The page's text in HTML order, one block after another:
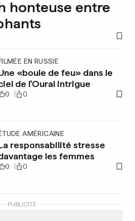
honteuse entre
EN RUSSIE
«boule de feu» dans le
de l'Oural intrigue
0 0
AMÉRICAINE
responsabilité stresse
les femmes
0 0
PUBLICITÉ